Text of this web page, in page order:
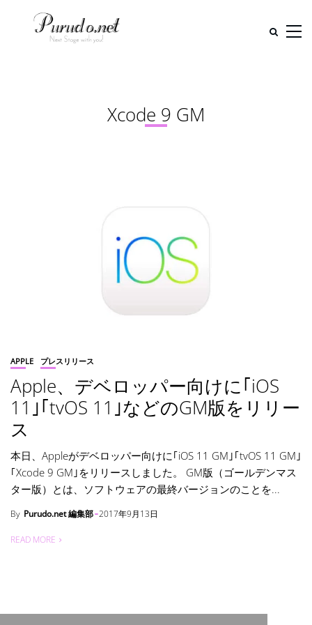
Xcode 9 GM
APPLE プレスリリース
Apple、デベロッパー向けに｢iOS
11｣｢tvOS 11｣などのGM版をリリー
ス
本日、Appleがデベロッパー向けに｢iOS 11 GM｣｢tvOS 11 GM｣
｢Xcode 9 GM｣をリリースしました。 GM版（ゴールデンマス
ター版）とは、ソフトウェアの最終バージョンのことを...
By Purudo.net 編集部 2017年9月13日
READ MORE